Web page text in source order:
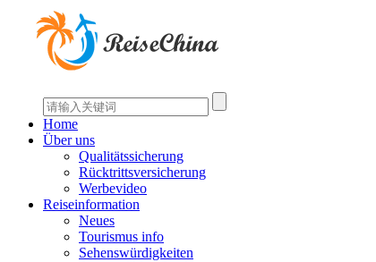
Home
Über uns
Qualitätssicherung
Rücktrittsversicherung
Werbevideo
Reiseinformation
Neues
Tourismus info
Sehenswürdigkeiten